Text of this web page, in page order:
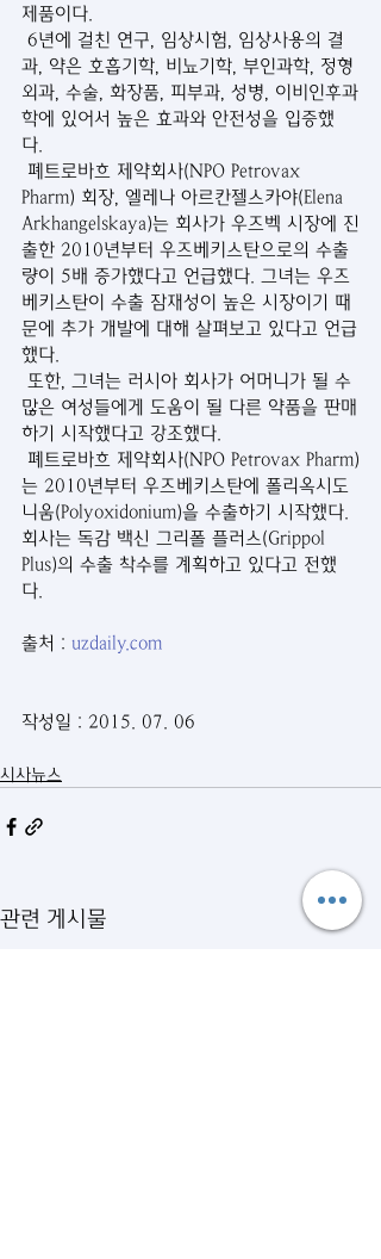
제품이다.
6년에 걸친 연구, 임상시험, 임상사용의 결
과, 약은 호흡기학, 비뇨기학, 부인과학, 정형
외과, 수술, 화장품, 피부과, 성병, 이비인후과
학에 있어서 높은 효과와 안전성을 입증했
다.
폐트로바흐 제약회사(NPO Petrovax
Pharm) 회장, 엘레나 아르칸젤스카야(Elena
Arkhangelskaya)는 회사가 우즈벡 시장에 진
출한 2010년부터 우즈베키스탄으로의 수출
량이 5배 증가했다고 언급했다. 그녀는 우즈
베키스탄이 수출 잠재성이 높은 시장이기 때
문에 추가 개발에 대해 살펴보고 있다고 언급
했다.
또한, 그녀는 러시아 회사가 어머니가 될 수
많은 여성들에게 도움이 될 다른 약품을 판매
하기 시작했다고 강조했다.
폐트로바흐 제약회사(NPO Petrovax Pharm)
는 2010년부터 우즈베키스탄에 폴리옥시도
니움(Polyoxidonium)을 수출하기 시작했다.
회사는 독감 백신 그리폴 플러스(Grippol
Plus)의 수출 착수를 계획하고 있다고 전했
다.
출처 : uzdaily.com
작성일 : 2015. 07. 06
시사뉴스
관련 게시물